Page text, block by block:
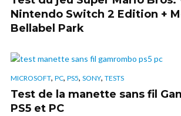
Nintendo Switch 2 Edition +
Bellabel Park
MICROSOFT, PC, PS5, SONY, TESTS
Test de la manette sans fil
PS5 et PC